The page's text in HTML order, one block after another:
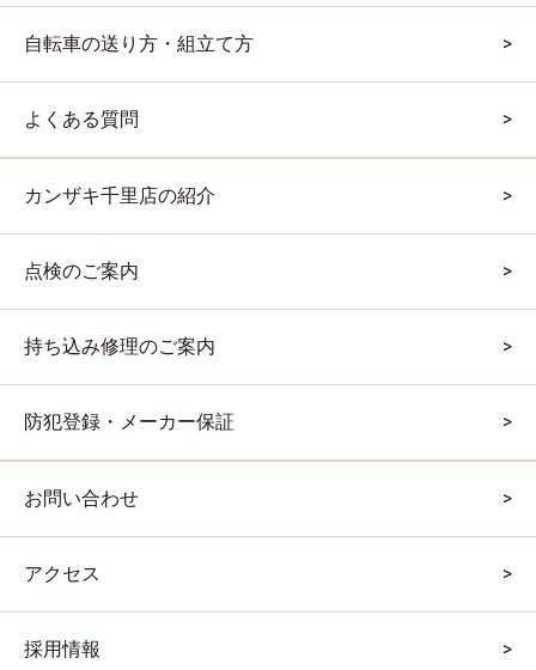
自転車の送り方・組立て方
よくある質問
カンザキ千里店の紹介
点検のご案内
持ち込み修理のご案内
防犯登録・メーカー保証
お問い合わせ
アクセス
採用情報